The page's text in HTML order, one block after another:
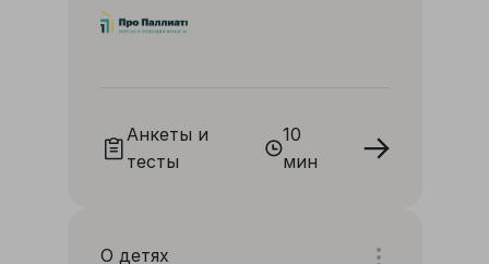
Анкеты и
тесты
10
мин
О детях